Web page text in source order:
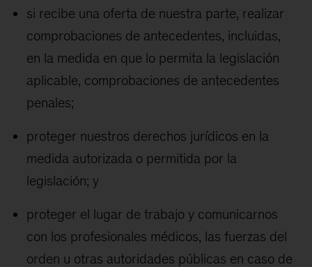
si recibe una oferta de nuestra parte, realizar
comprobaciones de antecedentes, incluidas,
en la medida en que lo permita la legislación
aplicable, comprobaciones de antecedentes
penales;
proteger nuestros derechos jurídicos en la
medida autorizada o permitida por la
legislación; y
proteger el lugar de trabajo y comunicarnos
con los profesionales médicos, las fuerzas del
orden u otras autoridades públicas en caso de